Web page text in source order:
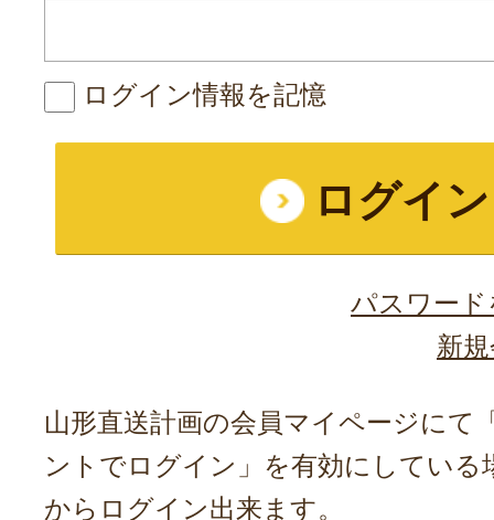
ログイン情報を記憶
パスワー
新
山形直送計画の会員マイページにて
ントでログイン」を有効にしている
からログイン出来ます。